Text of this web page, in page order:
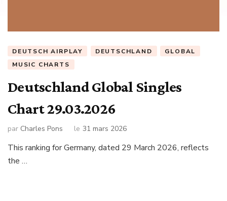
DEUTSCH AIRPLAY DEUTSCHLAND
GLOBAL
MUSIC CHARTS
Deutschland Global Singles
Chart 29.03.2026
par Charles Pons le 31 mars 2026
This ranking for Germany, dated 29 March 2026, reflects
the …